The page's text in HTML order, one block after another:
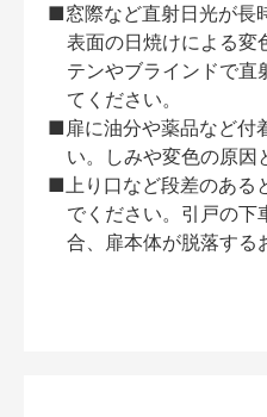
■窓際など直射日光が長
表面の日焼けによる変
テンやブラインドで直
てください。
■扉に油分や薬品など付
い。しみや変色の原因
■上り口など段差のある
でください。引戸の下
合、扉本体が脱落する